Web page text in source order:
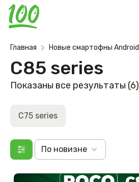
Главная Новые смартофны Android
C85 series
Показаны все результаты (6)
C75 series
По новизне